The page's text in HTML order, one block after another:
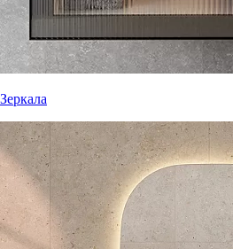
Зеркала